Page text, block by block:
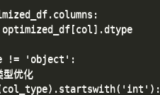
!= 'object':
优化